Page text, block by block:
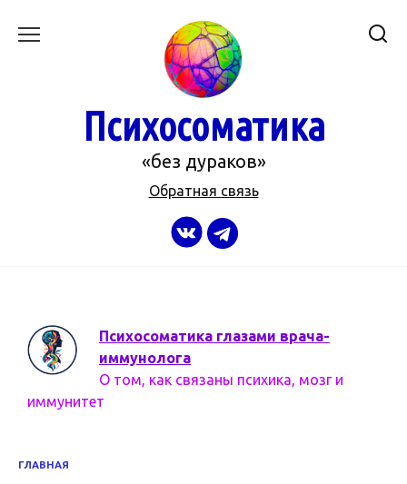
Психосоматика
«без дураков»
Обратная связь
Психосоматика глазами врача-
иммунолога
О том, как связаны психика, мозг и
иммунитет
ГЛАВНАЯ